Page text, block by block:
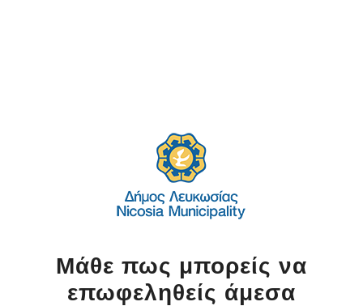
Μάθε πως μπορείς να
επωφεληθείς άμεσα